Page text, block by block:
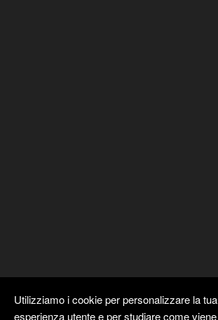
Utilizziamo i cookie per personalizzare la tua
esperienza utente e per studiare come viene